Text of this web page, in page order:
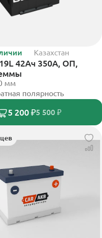
Казахстан
42Ач 350А, ОП,
мм
полярность
5 200 ₽5 500 ₽